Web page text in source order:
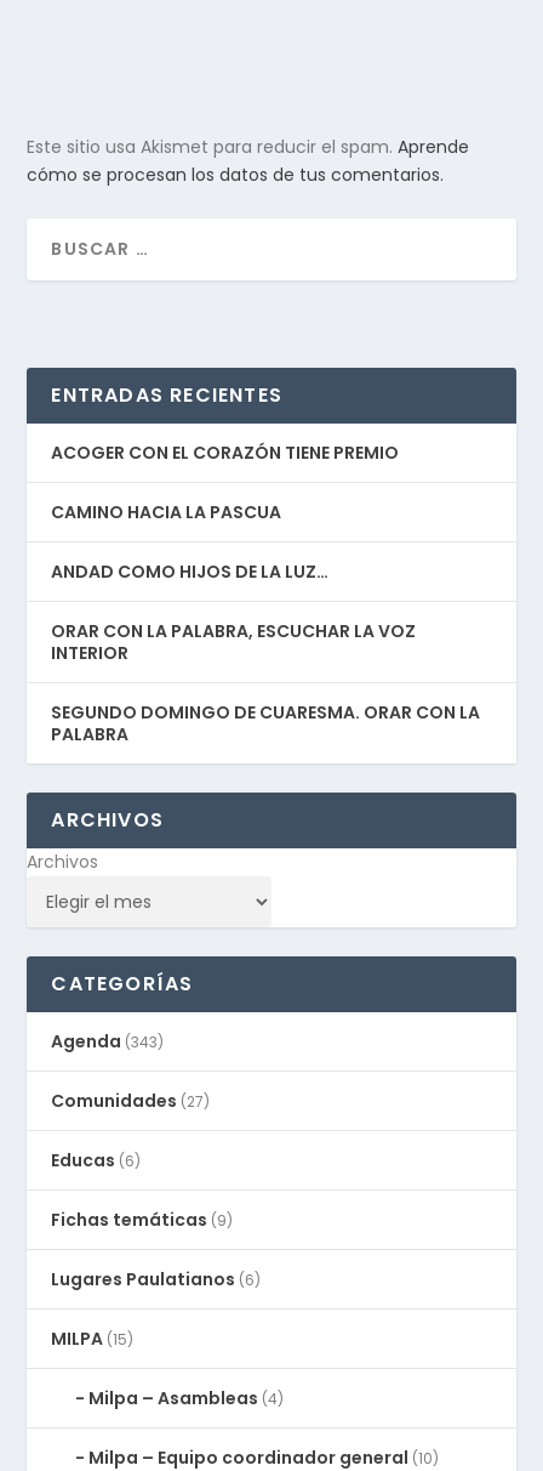
Este sitio usa Akismet para reducir el spam.Aprende
cómo se procesan los datos de tus comentarios.
ENTRADAS RECIENTES
ACOGER CON EL CORAZÓN TIENE PREMIO
CAMINO HACIA LA PASCUA
ANDAD COMO HIJOS DE LA LUZ…
ORAR CON LA PALABRA, ESCUCHAR LA VOZ
INTERIOR
SEGUNDO DOMINGO DE CUARESMA. ORAR CON LA
PALABRA
ARCHIVOS
Archivos
CATEGORÍAS
Agenda (343)
Comunidades (27)
Educas (6)
Fichas temáticas (9)
Lugares Paulatianos (6)
MILPA (15)
Milpa – Asambleas (4)
Milpa – Equipo coordinador general (10)